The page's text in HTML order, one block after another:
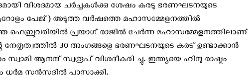
വിശദമായ ചർച്ചകൾക്കു ശേഷം കരടു ഭരണഘടനയുടെ
പേജ്) അടുത്ത വർഷത്തെ മഹാസമ്മേളനത്തിൽ
ഫെബ്രുവരിയിൽ പ്രയാഗ് രാജിൽ ചേർന്ന മഹാസമ്മേളനത്തിലാണ്
നേതൃത്വത്തിൽ 30 അംഗങ്ങളെ ഭരണഘടനയുടെ കരട് ഉണ്ടാക്കാൻ
ആനന്ദ് സ്വരൂപ് വിശദീകരി ച്ചു. ഇന്ത്യയെ ഹിന്ദു രാഷ്ട്രം
ധർമ സൻസദിൽ പാസാക്കി.